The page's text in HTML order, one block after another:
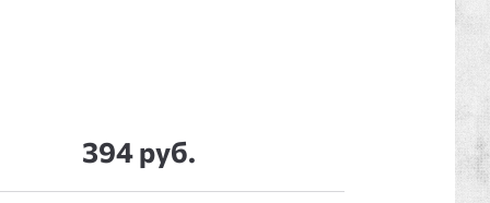
394 руб.